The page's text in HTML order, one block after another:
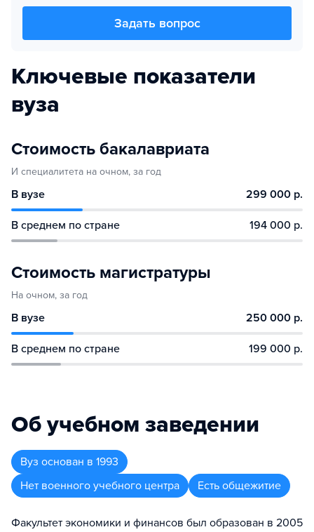
Задать вопрос
Ключевые показатели
вуза
Стоимость бакалавриата
И специалитета на очном, за год
В вузе 299 000 р.
В среднем по стране 194 000 р.
Стоимость магистратуры
На очном, за год
В вузе 250 000 р.
В среднем по стране 199 000 р.
Об учебном заведении
Вуз основан в 1993
Нет военного учебного центра
Есть общежитие
Факультет экономики и финансов был образован в 2005